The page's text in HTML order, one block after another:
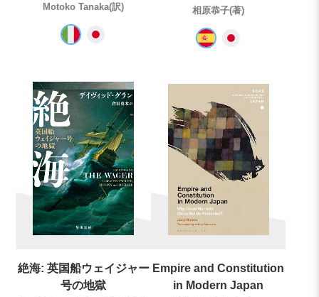
Motoko Tanaka(訳)
相原恭子(著)
絶海: 英国船ウェイジャー
号の地獄
Empire and Constitution
in Modern Japan